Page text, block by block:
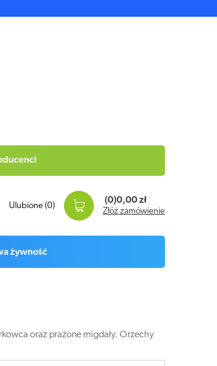
Ulubione (0)
(0)0,00 zł
Złóż zamówienie
żywność
oraz prażone migdały. Orzechy